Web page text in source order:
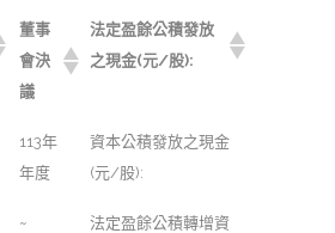
董事
會決
議
法定盈餘公積發放
之現金(元/股):
113年
年度
資本公積發放之現金
(元/股):
~
法定盈餘公積轉增資